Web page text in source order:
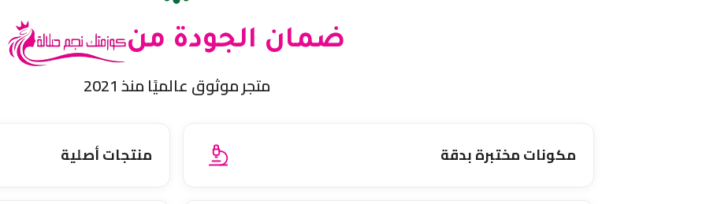
ضمان الجودة من
متجر موثوق عالميًا منذ 2021
مكونات مختبرة بدقة منتجات أصلية